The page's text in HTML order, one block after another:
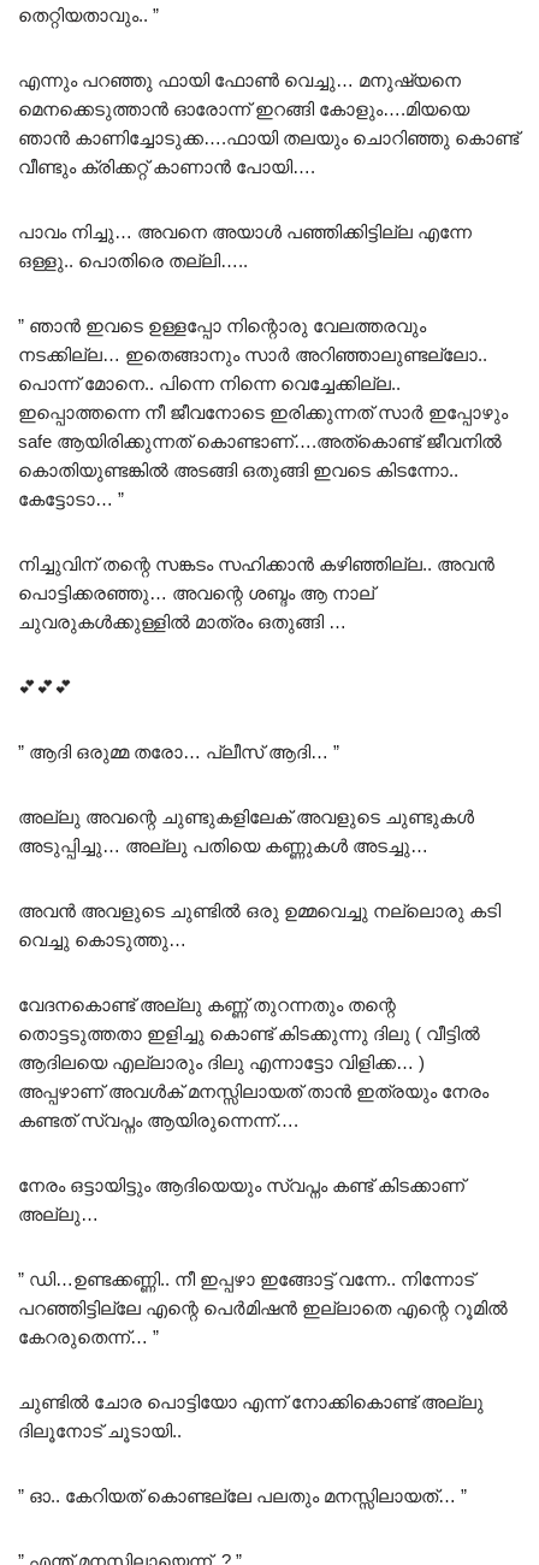
തെറ്റിയതാവും.. ”
എന്നും പറഞ്ഞു ഫായി ഫോൺ വെച്ചു… മനുഷ്യനെ
മെനക്കെടുത്താൻ ഓരോന്ന് ഇറങ്ങി കോളും….മിയയെ
ഞാൻ കാണിച്ചോടുക്ക….ഫായി തലയും ചൊറിഞ്ഞു കൊണ്ട്
വീണ്ടും ക്രിക്കറ്റ് കാണാൻ പോയി….
പാവം നിച്ചു… അവനെ അയാൾ പഞ്ഞിക്കിട്ടില്ല എന്നേ
ഒള്ളു.. പൊതിരെ തല്ലി…..
” ഞാൻ ഇവടെ ഉള്ളപ്പോ നിന്റൊരു വേലത്തരവും
നടക്കില്ല… ഇതെങ്ങാനും സാർ അറിഞ്ഞാലുണ്ടല്ലോ..
പൊന്ന് മോനെ.. പിന്നെ നിന്നെ വെച്ചേക്കില്ല..
ഇപ്പൊത്തന്നെ നീ ജീവനോടെ ഇരിക്കുന്നത് സാർ ഇപ്പോഴും
safe ആയിരിക്കുന്നത് കൊണ്ടാണ്….അത്കൊണ്ട് ജീവനിൽ
കൊതിയുണ്ടങ്കിൽ അടങ്ങി ഒതുങ്ങി ഇവടെ കിടന്നോ..
കേട്ടോടാ… ”
നിച്ചുവിന് തന്റെ സങ്കടം സഹിക്കാൻ കഴിഞ്ഞില്ല.. അവൻ
പൊട്ടിക്കരഞ്ഞു… അവന്റെ ശബ്ദം ആ നാല്
ചുവരുകൾക്കുള്ളിൽ മാത്രം ഒതുങ്ങി …
💕💕💕
” ആദി ഒരുമ്മ തരോ… പ്ലീസ്‌ ആദി… ”
അല്ലു അവന്റെ ചുണ്ടുകളിലേക് അവളുടെ ചുണ്ടുകൾ
അടുപ്പിച്ചു… അല്ലു പതിയെ കണ്ണുകൾ അടച്ചു…
അവൻ അവളുടെ ചുണ്ടിൽ ഒരു ഉമ്മവെച്ചു നല്ലൊരു കടി
വെച്ചു കൊടുത്തു…
വേദനകൊണ്ട് അല്ലു കണ്ണ് തുറന്നതും തന്റെ
തൊട്ടടുത്തതാ ഇളിച്ചു കൊണ്ട് കിടക്കുന്നു ദിലു ( വീട്ടിൽ
ആദിലയെ എല്ലാരും ദിലു എന്നാട്ടോ വിളിക്ക… )
അപ്പഴാണ് അവൾക് മനസ്സിലായത് താൻ ഇത്രയും നേരം
കണ്ടത് സ്വപ്നം ആയിരുന്നെന്ന്….
നേരം ഒട്ടായിട്ടും ആദിയെയും സ്വപ്നം കണ്ട് കിടക്കാണ്
അല്ലു…
” ഡി…ഉണ്ടക്കണ്ണി.. നീ ഇപ്പഴാ ഇങ്ങോട്ട് വന്നേ.. നിന്നോട്
പറഞ്ഞിട്ടില്ലേ എന്റെ പെർമിഷൻ ഇല്ലാതെ എന്റെ റൂമിൽ
കേറരുതെന്ന്… ”
ചുണ്ടിൽ ചോര പൊട്ടിയോ എന്ന് നോക്കികൊണ്ട് അല്ലു
ദിലൂനോട് ചൂടായി..
” ഓ.. കേറിയത് കൊണ്ടല്ലേ പലതും മനസ്സിലായത്… ”
” എന്ത് മനസ്സിലായെന്ന്..? ”